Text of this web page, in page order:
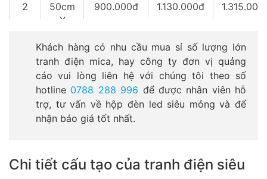
9
80cm X
120cm
1.600.000đ
2
50cm
X
900.000đ 1.130.000đ
60cm
80cm
1.185.000đ 1.500.000đ
60cm
X
1.482.000đ 1.870.000đ
5
80cm
X
2.370.000đ 2.995.000đ
Khách hàng có nhu cầu mua sỉ số lượng lớn
tranh điện mica, hay công ty đơn vị quảng
cáo vui lòng liên hệ với chúng tôi theo số
hotline 0788 288 996 để được nhân viên hỗ
trợ, tư vấn về hộp đèn led siêu mỏng và để
nhận báo giá tốt nhất.
Chi tiết cấu tạo của tranh điện siêu